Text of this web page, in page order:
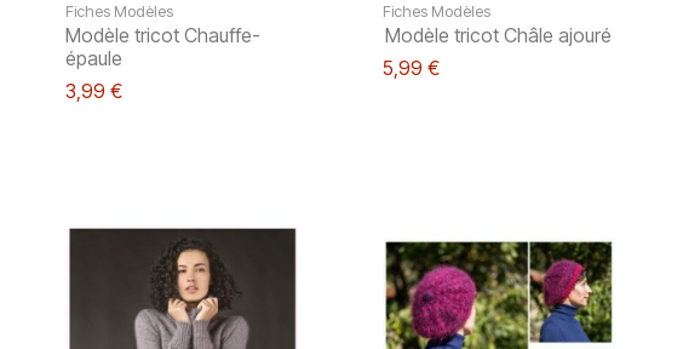
Fiches Modèles
Modèle tricot Chauffe-
épaule
3,99 €
Fiches Modèles
Modèle tricot Châle ajouré
5,99 €